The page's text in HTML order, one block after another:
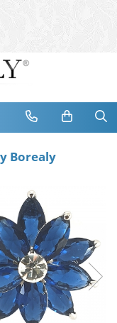
Borealy